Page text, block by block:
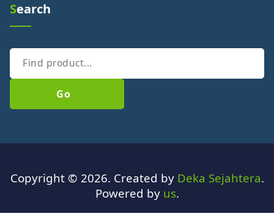
Search
Go
Copyright © 2026. Created by Deka Sejahtera.
Powered by us.